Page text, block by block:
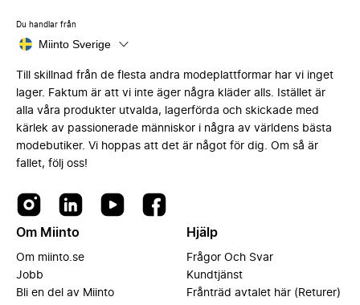
Du handlar från
Miinto Sverige
Till skillnad från de flesta andra modeplattformar har vi inget
lager. Faktum är att vi inte äger några kläder alls. Istället är
alla våra produkter utvalda, lagerförda och skickade med
kärlek av passionerade människor i några av världens bästa
modebutiker. Vi hoppas att det är något för dig. Om så är
fallet, följ oss!
Om Miinto
Om miinto.se
Jobb
Bli en del av Miinto
Hjälp
Frågor Och Svar
Kundtjänst
Frånträd avtalet här (Returer)